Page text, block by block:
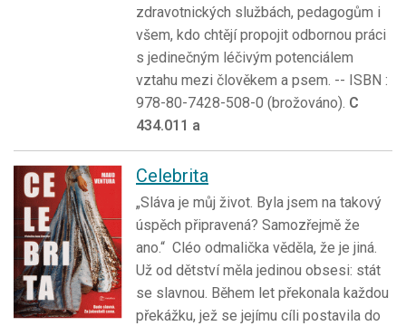
zdravotnických službách, pedagogům i
všem, kdo chtějí propojit odbornou práci
s jedinečným léčivým potenciálem
vztahu mezi člověkem a psem. -- ISBN :
978-80-7428-508-0 (brožováno). C
434.011 a
Celebrita
„Sláva je můj život. Byla jsem na takový
úspěch připravená? Samozřejmě že
ano.“ Cléo odmalička věděla, že je jiná.
Už od dětství měla jedinou obsesi: stát
se slavnou. Během let překonala každou
překážku, jež se jejímu cíli postavila do